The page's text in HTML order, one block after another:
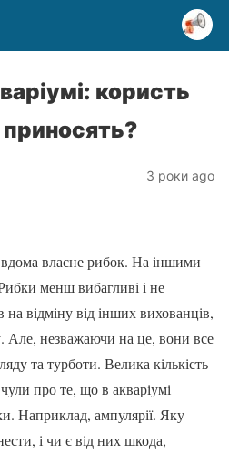
користь
3 роки ago
вдома власне рибок. На іншими
менш вибагливі і не
відміну від інших вихованців,
Але, незважаючи на це, вони все
та турботи. Велика кількість
про те, що в акваріумі
Наприклад, ампулярії. Яку
і чи є від них шкода,